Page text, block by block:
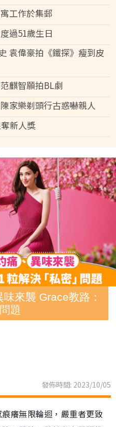
工作於集郵
過51歲生日
袁偉豪拍《鐵探》瘦到皮
麒智願拍BL劇
家樂剃頭行古惑嚇親人
新人獎
來襲 Grace教路：
題
發佈時間: 2023/10/05
癢無限輪迴，嚴重者更致